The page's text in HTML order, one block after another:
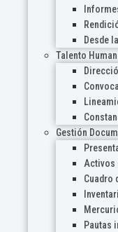
Desde
Talento
Gestión
Activos
Cuadro
Pautas